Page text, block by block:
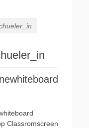
Classromscreen